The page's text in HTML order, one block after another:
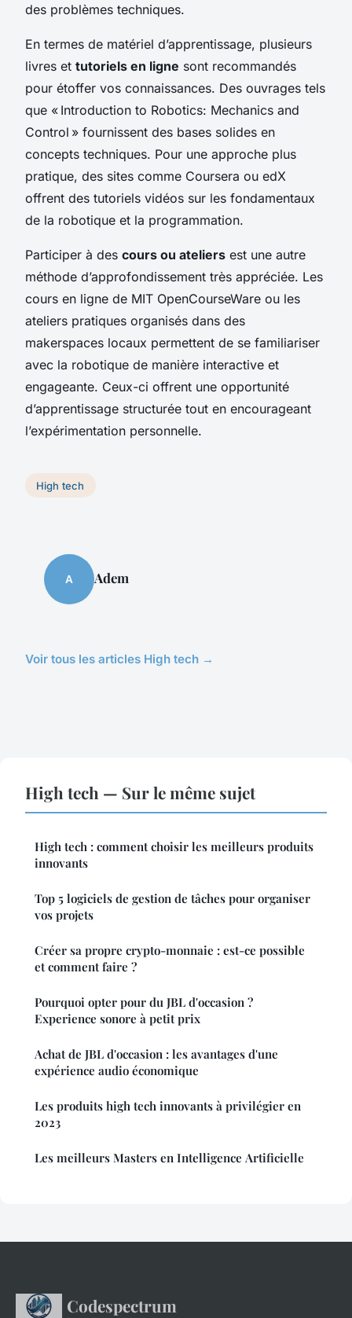
des problèmes techniques.
En termes de matériel d’apprentissage, plusieurs
livres et tutoriels en ligne sont recommandés
pour étoffer vos connaissances. Des ouvrages tels
que « Introduction to Robotics: Mechanics and
Control » fournissent des bases solides en
concepts techniques. Pour une approche plus
pratique, des sites comme Coursera ou edX
offrent des tutoriels vidéos sur les fondamentaux
de la robotique et la programmation.
Participer à des cours ou ateliers est une autre
méthode d’approfondissement très appréciée. Les
cours en ligne de MIT OpenCourseWare ou les
ateliers pratiques organisés dans des
makerspaces locaux permettent de se familiariser
avec la robotique de manière interactive et
engageante. Ceux-ci offrent une opportunité
d’apprentissage structurée tout en encourageant
l’expérimentation personnelle.
High tech
A Adem
Voir tous les articles High tech →
High tech — Sur le même sujet
High tech : comment choisir les meilleurs produits
innovants
Top 5 logiciels de gestion de tâches pour organiser
vos projets
Créer sa propre crypto-monnaie : est-ce possible
et comment faire ?
Pourquoi opter pour du JBL d'occasion ?
Experience sonore à petit prix
Achat de JBL d'occasion : les avantages d'une
expérience audio économique
Les produits high tech innovants à privilégier en
2023
Les meilleurs Masters en Intelligence Artificielle
Codespectrum